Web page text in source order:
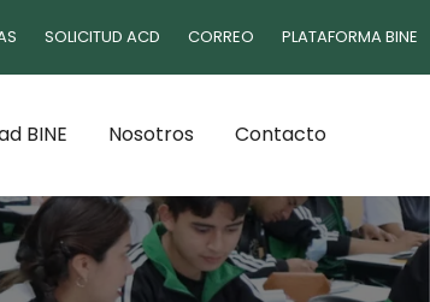
SOLICITUD ACD CORREO PLATAFORMA BINE
BINE Nosotros Contacto